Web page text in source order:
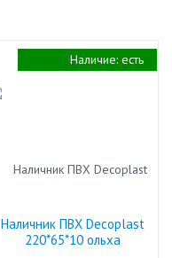
Наличник ПВХ Decoplast
220*65*10 ольха
Наличие: есть